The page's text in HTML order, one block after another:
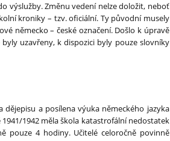
výslužby. Změnu vedení nelze doložit, neboť
kroniky – tzv. oficiální. Ty původní musely
německo – české označení. Došlo k úpravě
uzavřeny, k dispozici byly pouze slovníky
dějepisu a posílena výuka německého jazyka
1942 měla škola katastrofální nedostatek
pouze 4 hodiny. Učitelé celoročně povinně